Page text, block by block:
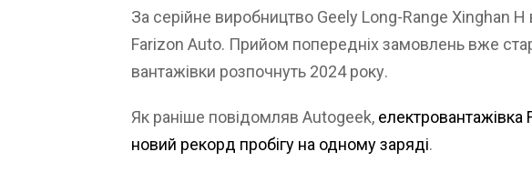
За серійне виробництво Geely Long-Range Xinghan
Farizon Auto. Прийом попередніх замовлень вже
вантажівки розпочнуть 2024 року.
Як раніше повідомляв Autogeek,
новий рекорд пробігу на одному заряді.